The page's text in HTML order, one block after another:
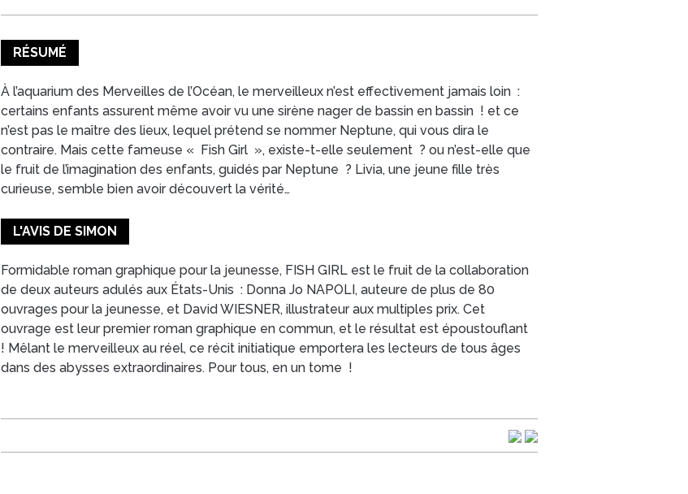
RÉSUMÉ
À l’aquarium des Merveilles de l’Océan, le merveilleux n’est effectivement jamais loin :
certains enfants assurent même avoir vu une sirène nager de bassin en bassin ! et ce
n’est pas le maître des lieux, lequel prétend se nommer Neptune, qui vous dira le
contraire. Mais cette fameuse « Fish Girl », existe-t-elle seulement ? ou n’est-elle que
le fruit de l’imagination des enfants, guidés par Neptune ? Livia, une jeune fille très
curieuse, semble bien avoir découvert la vérité…
L'AVIS DE SIMON
Formidable roman graphique pour la jeunesse, FISH GIRL est le fruit de la collaboration
de deux auteurs adulés aux États-Unis : Donna Jo NAPOLI, auteure de plus de 80
ouvrages pour la jeunesse, et David WIESNER, illustrateur aux multiples prix. Cet
ouvrage est leur premier roman graphique en commun, et le résultat est époustouflant
! Mêlant le merveilleux au réel, ce récit initiatique emportera les lecteurs de tous âges
dans des abysses extraordinaires. Pour tous, en un tome !